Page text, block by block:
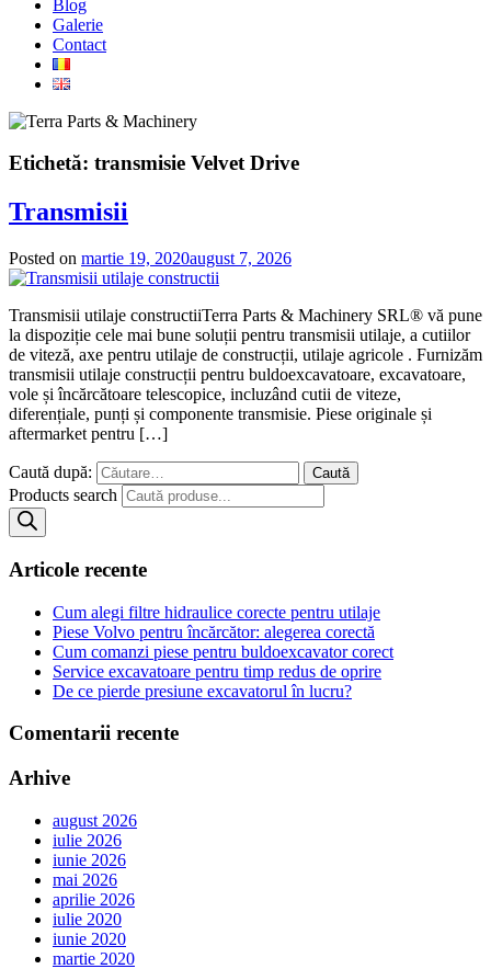
Blog
Galerie
Contact
Etichetă: transmisie Velvet Drive
Transmisii
Posted on martie 19, 2020august 7, 2026
Transmisii utilaje constructiiTerra Parts & Machinery SRL® vă pune
la dispoziție cele mai bune soluții pentru transmisii utilaje, a cutiilor
de viteză, axe pentru utilaje de construcții, utilaje agricole . Furnizăm
transmisii utilaje construcții pentru buldoexcavatoare, excavatoare,
vole și încărcătoare telescopice, incluzând cutii de viteze,
diferențiale, punți și componente transmisie. Piese originale și
aftermarket pentru […]
Caută după:
Products search
Articole recente
Cum alegi filtre hidraulice corecte pentru utilaje
Piese Volvo pentru încărcător: alegerea corectă
Cum comanzi piese pentru buldoexcavator corect
Service excavatoare pentru timp redus de oprire
De ce pierde presiune excavatorul în lucru?
Comentarii recente
Arhive
august 2026
iulie 2026
iunie 2026
mai 2026
aprilie 2026
iulie 2020
iunie 2020
martie 2020